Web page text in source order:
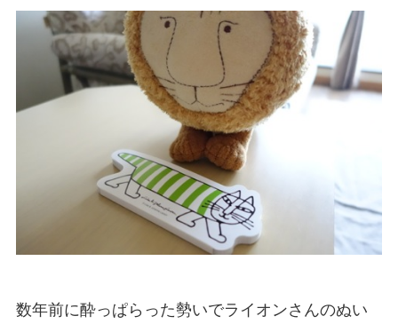
数年前に酔っぱらった勢いでライオンさんのぬい